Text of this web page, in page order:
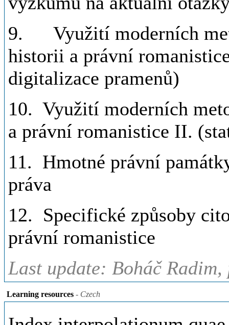
9. Využití moderních
historii a právní
digitalizace pramenů)
10. Využití moderních
a právní romanistice II.
11. Hmotné právní
práva
12. Specifické způsoby
právní romanistice
Last update: Boháč
Learning resources - Czech